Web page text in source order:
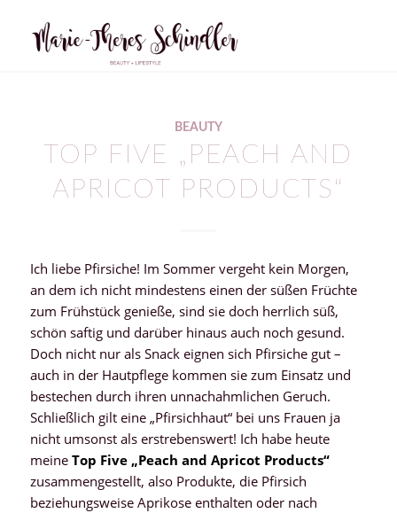
BEAUTY
TOP FIVE „PEACH AND
APRICOT PRODUCTS“
Ich liebe Pfirsiche! Im Sommer vergeht kein Morgen,
an dem ich nicht mindestens einen der süßen Früchte
zum Frühstück genieße, sind sie doch herrlich süß,
schön saftig und darüber hinaus auch noch gesund.
Doch nicht nur als Snack eignen sich Pfirsiche gut –
auch in der Hautpflege kommen sie zum Einsatz und
bestechen durch ihren unnachahmlichen Geruch.
Schließlich gilt eine „Pfirsichhaut“ bei uns Frauen ja
nicht umsonst als erstrebenswert! Ich habe heute
meine Top Five „Peach and Apricot Products“
zusammengestellt, also Produkte, die Pfirsich
beziehungsweise Aprikose enthalten oder nach